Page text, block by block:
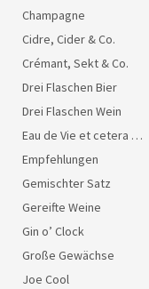
Champagne
Cidre, Cider & Co.
Crémant, Sekt & Co.
Drei Flaschen Bier
Drei Flaschen Wein
Eau de Vie et cetera …
Empfehlungen
Gemischter Satz
Gereifte Weine
Gin o’ Clock
Große Gewächse
Joe Cool